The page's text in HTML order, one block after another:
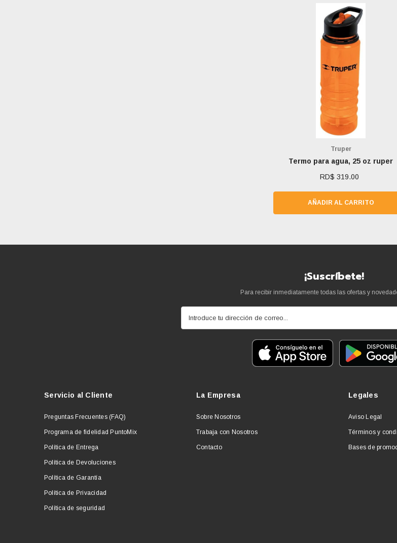
Truper
Termo para agua, 25 oz ruper
RD$ 319.00
AÑADIR AL CARRITO
¡Suscríbete!
Para recibir inmediatamente todas las ofertas y
Introduce tu dirección de correo...
Servicio al Cliente
Preguntas Frecuentes (FAQ)
Programa de fidelidad PuntoMix
Política de Entrega
Política de Devoluciones
Política de Garantía
Política de Privacidad
Política de seguridad
La Empresa
Sobre Nosotros
Trabaja con Nosotros
Contacto
Legales
Aviso Legal
Términos y
Bases de